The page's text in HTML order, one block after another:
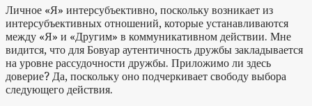
Личное «Я» интерсубъективно, поскольку возникает из
интерсубъективных отношений, которые устанавливаются
между «Я» и «Другим» в коммуникативном действии. Мне
видится, что для Бовуар аутентичность дружбы закладывается
на уровне рассудочности дружбы. Приложимо ли здесь
доверие? Да, поскольку оно подчеркивает свободу выбора
следующего действия.